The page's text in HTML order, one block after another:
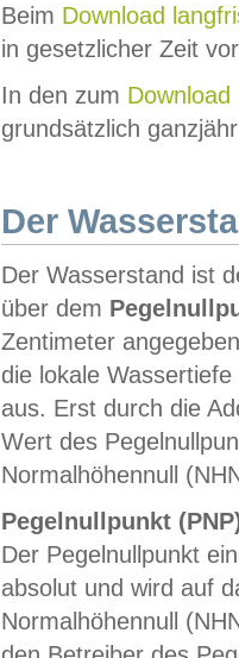
Beim Download
in gesetzlicher Zeit
In den zum Download
grundsätzlich
Der
Der Wasserstand ist
über dem
Zentimeter
die lokale
aus. Erst durch die
Wert des
Normalhöhennull
Pegelnullpunkt
Der Pegelnullpunkt
absolut und wird auf
Normalhöhennull